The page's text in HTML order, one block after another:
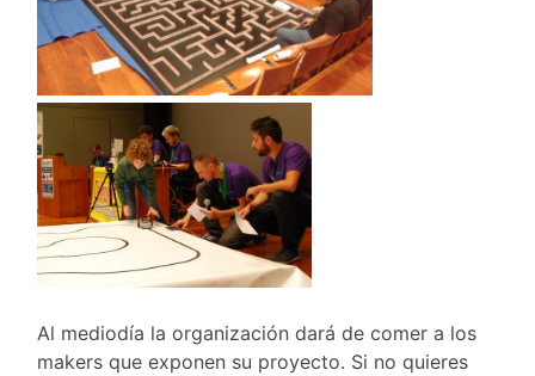
Al mediodía la organización dará de comer a los
makers que exponen su proyecto. Si no quieres